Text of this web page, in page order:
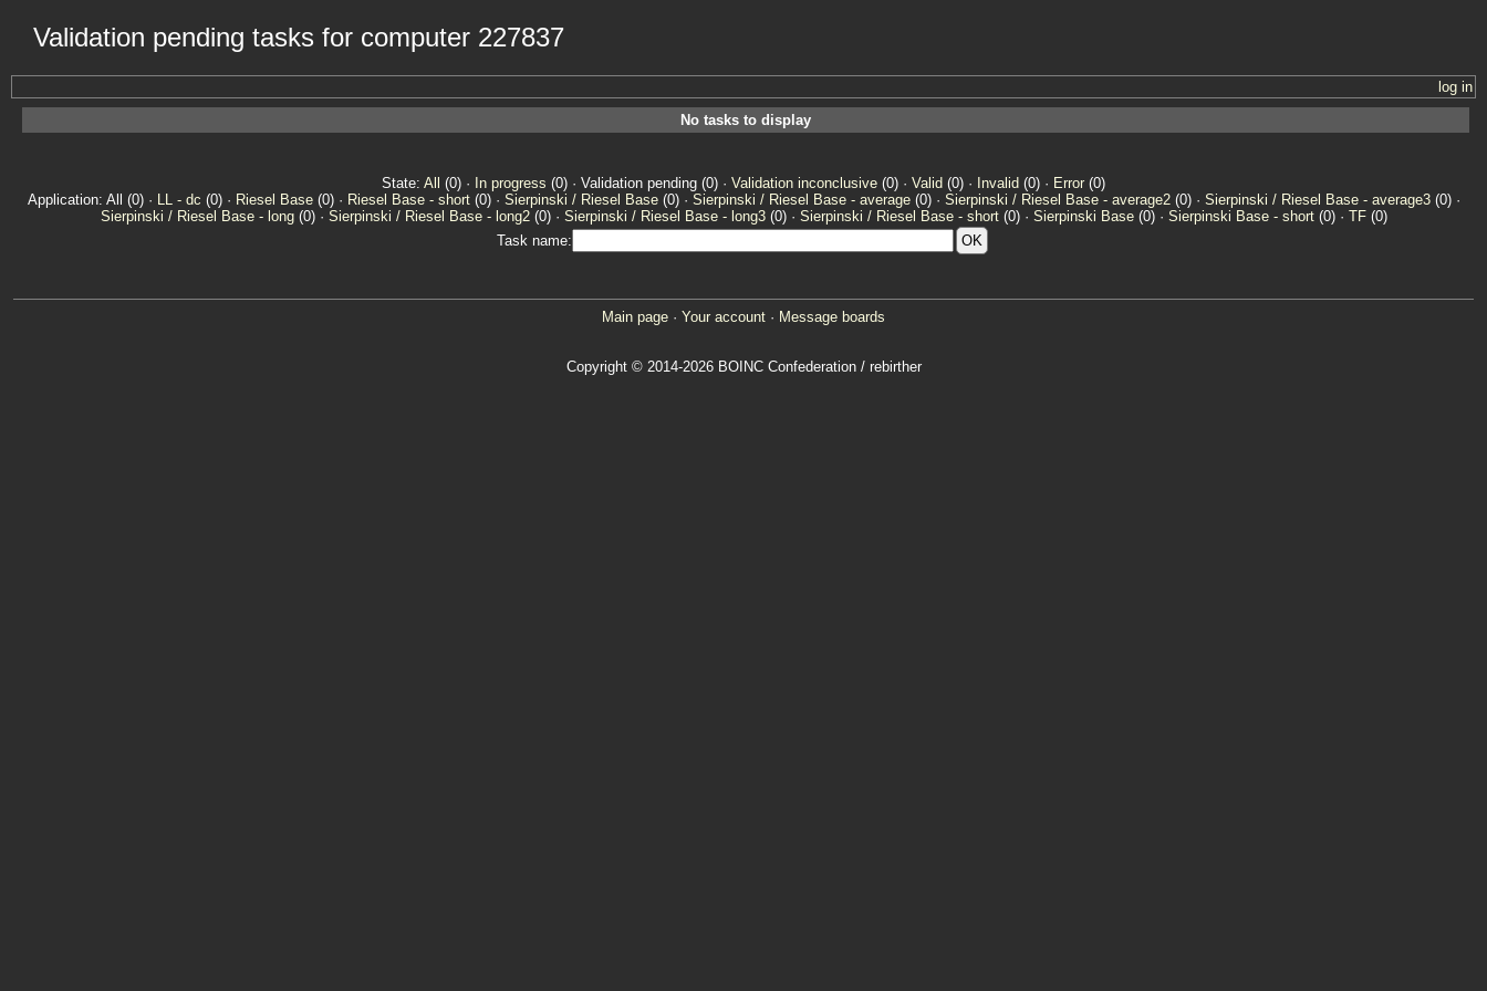
Validation pending tasks for computer 227837
log in
No tasks to display
State: All (0) · In progress (0) · Validation pending (0) · Validation inconclusive (0) · Valid (0) · Invalid (0) · Error (0)
Application: All (0) · LL - dc (0) · Riesel Base(0) · Riesel Base - short(0) · Sierpinski / Riesel Base(0) · Sierpinski / Riesel Base - average(0) · Sierpinski / Riesel Base - average2(0) · Sierpinski / Riesel Base - average3(0) ·
Sierpinski / Riesel Base - long(0) · Sierpinski / Riesel Base - long2(0) · Sierpinski / Riesel Base - long3(0) · Sierpinski / Riesel Base - short(0) · Sierpinski Base(0) · Sierpinski Base - short(0) · TF(0)
Task name:
Main page · Your account · Message boards
Copyright © 2014-2026 BOINC Confederation / rebirther